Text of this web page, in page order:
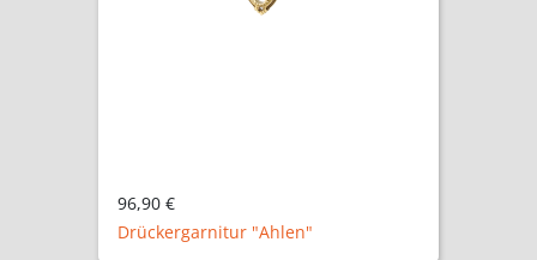
107,90 €
Zimmertür "Ahlen A"